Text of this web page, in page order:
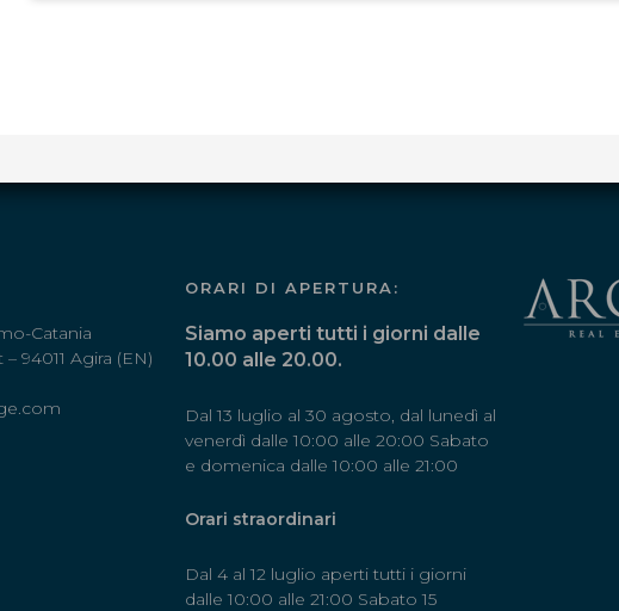
Catania
94011 Agira (EN)
ORARI DI APERTURA:
Siamo aperti tutti i giorni dalle
10.00 alle 20.00.
Dal 13 luglio al 30 agosto, dal lunedì al
venerdì dalle 10:00 alle 20:00 Sabato
e domenica dalle 10:00 alle 21:00
Orari straordinari
Dal 4 al 12 luglio aperti tutti i giorni
dalle 10:00 alle 21:00 Sabato 15